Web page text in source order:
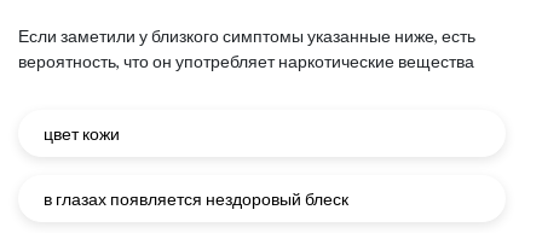
Если заметили у близкого симптомы указанные ниже, есть
вероятность, что он употребляет наркотические вещества
цвет кожи
в глазах появляется нездоровый блеск